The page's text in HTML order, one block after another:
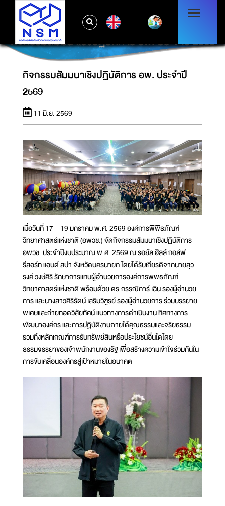
กิจกรรมสัมมนาเชิงปฏิบัติการ อพ. ประจำปี 2569
กิจกรรมสัมมนาเชิงปฏิบัติการ อพ. ประจำปี
2569
11 มิ.ย. 2569
เมื่อวันที่ 17 – 19 มกราคม พ.ศ. 2569 องค์การพิพิธภัณฑ์
วิทยาศาสตร์แห่งชาติ (อพวช.) จัดกิจกรรมสัมมนาเชิงปฏิบัติการ
อพวช. ประจำปีงบประมาณ พ.ศ. 2569 ณ รอยัล ฮิลล์ กอล์ฟ
รีสอร์ท แอนด์ สปา จังหวัดนครนายก โดยได้รับเกียรติจากนายสุว
รงค์ วงษ์ศิริ รักษาการแทนผู้อำนวยการองค์การพิพิธภัณฑ์
วิทยาศาสตร์แห่งชาติ พร้อมด้วย ดร.กรรณิการ์ เฉิน รองผู้อำนวย
การ และนางสาวศิริรัตน์ เสริมวิฑูรย์ รองผู้อำนวยการ ร่วมบรรยาย
พิเศษและถ่ายทอดวิสัยทัศน์ แนวทางการดำเนินงาน ทิศทางการ
พัฒนาองค์กร และการปฏิบัติงานภายใต้คุณธรรมและจริยธรรม
รวมถึงหลักเกณฑ์การรับทรัพย์สินหรือประโยชน์อื่นใดโดย
ธรรมจรรยาของเจ้าพนักงานของรัฐ เพื่อสร้างความเข้าใจร่วมกันใน
การขับเคลื่อนองค์กรสู่เป้าหมายในอนาคต